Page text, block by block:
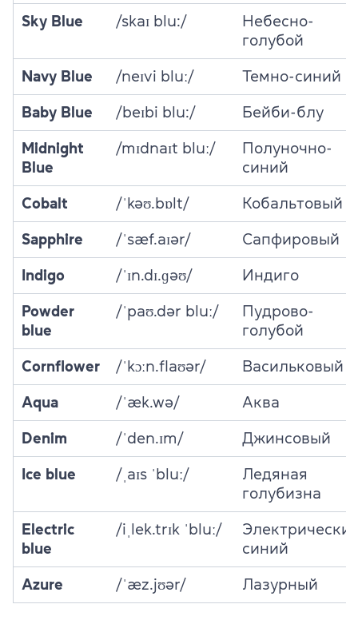
Sky Blue /skaɪ blu:/
Небесно-
голубой
Navy Blue /neɪvi bluː/ Темно-синий
Baby Blue /beɪbi blu:/ Бейби-блу
Midnight
Blue
/mɪdnaɪt bluː/
Полуночно-
синий
Cobalt /ˈkəʊ.bɒlt/ Кобальтовый
Sapphire /ˈsæf.aɪər/ Сапфировый
Indigo /ˈɪn.dɪ.ɡəʊ/ Индиго
Powder
blue
/ˈpaʊ.dər bluː/
Пудрово-
голубой
Cornflower /ˈkɔːn.flaʊər/ Васильковый
Aqua /ˈæk.wə/ Аква
Denim /ˈden.ɪm/ Джинсовый
Ice blue /ˌaɪs ˈbluː/
Ледяная
голубизна
Electric
blue
/iˌlek.trɪk ˈbluː/
синий
Azure /ˈæz.jʊər/ Лазурный